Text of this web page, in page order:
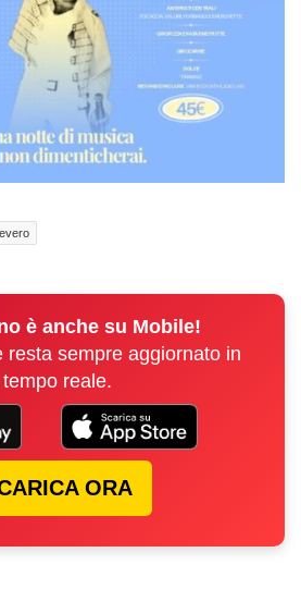
è anche su Mobile!
resta sempre aggiornato in
tempo reale.
ORA